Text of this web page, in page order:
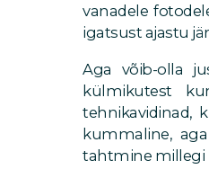
vanadele
igatsust ajastu
Aga võib-olla
külmikutest
tehnikavidinad,
kummaline,
tahtmine millegi